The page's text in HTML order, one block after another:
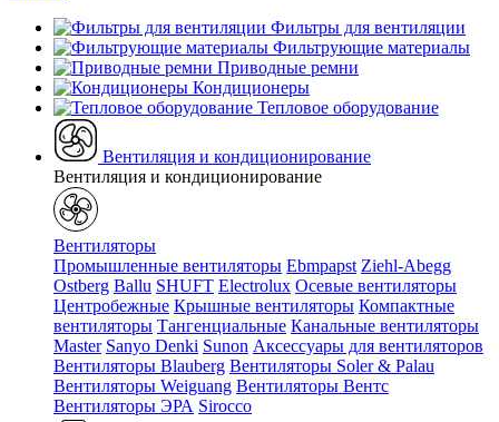
Фильтры для вентиляции
Фильтрующие материалы
Приводные ремни
Кондиционеры
Тепловое оборудование
Вентиляция и кондиционирование
Вентиляция и кондиционирование
Вентиляторы
Промышленные вентиляторы Ebmpapst Ziehl-Abegg
Ostberg Ballu SHUFT Electrolux Осевые вентиляторы
Центробежные Крышные вентиляторы Компактные
вентиляторы Тангенциальные Канальные вентиляторы
Master Sanyo Denki Sunon Аксессуары для вентиляторов
Вентиляторы Blauberg Вентиляторы Soler & Palau
Вентиляторы Weiguang Вентиляторы Вентс
Вентиляторы ЭРА Sirocco